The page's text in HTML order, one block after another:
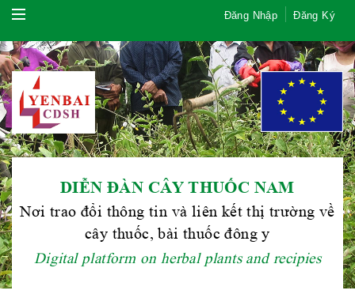
Đăng Nhập Đăng Ký
DIỄN ĐÀN CÂY THUỐC NAM
Nơi trao đổi thông tin và liên kết thị trường về
cây thuốc, bài thuốc đông y
Digital platform on herbal plants and recipies